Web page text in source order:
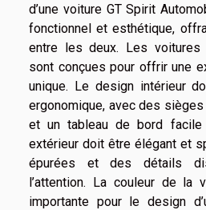
d’une voiture GT Spirit
fonctionnel et esthétique,
entre les deux. Les voitures
sont conçues pour offrir une
unique. Le design intérieur
ergonomique, avec des
et un tableau de bord
extérieur doit être élégant et
épurées et des détails
l’attention. La couleur de la
importante pour le design